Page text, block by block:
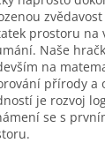
prostoru na
Naše
na
přírody a
je rozvoj
se s